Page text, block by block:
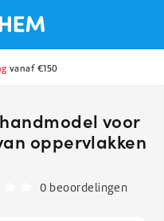
vanaf €150
voor
oppervlakken
0 beoordelingen